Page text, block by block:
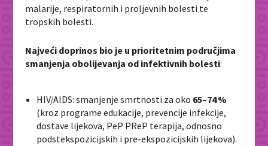
malarije, respiratornih i proljevnih bolesti te
tropskih bolesti.
Najveći doprinos bio je u prioritetnim područjima
smanjenja obolijevanja od infektivnih bolesti:
HIV/AIDS: smanjenje smrtnosti za oko 65–74 %
(kroz programe edukacije, prevencije infekcije,
dostave lijekova, PeP PReP terapija, odnosno
podstekspozicijskih i pre-ekspozicijskih lijekova).